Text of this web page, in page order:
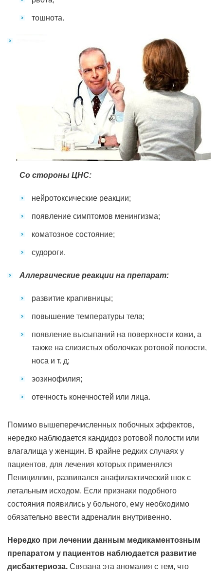
тошнота.
Со стороны ЦНС:
нейротоксические реакции;
появление симптомов менингизма;
коматозное состояние;
судороги.
Аллергические реакции на препарат:
развитие крапивницы;
повышение температуры тела;
появление высыпаний на поверхности кожи, а
также на слизистых оболочках ротовой полости,
носа и т. д;
эозинофилия;
отечность конечностей или лица.
Помимо вышеперечисленных побочных эффектов,
нередко наблюдается кандидоз ротовой полости или
влагалища у женщин. В крайне редких случаях у
пациентов, для лечения которых применялся
Пенициллин, развивался анафилактический шок с
летальным исходом. Если признаки подобного
состояния появились у больного, ему необходимо
обязательно ввести адреналин внутривенно.
Нередко при лечении данным медикаментозным
препаратом у пациентов наблюдается развитие
дисбактериоза. Связана эта аномалия с тем, что